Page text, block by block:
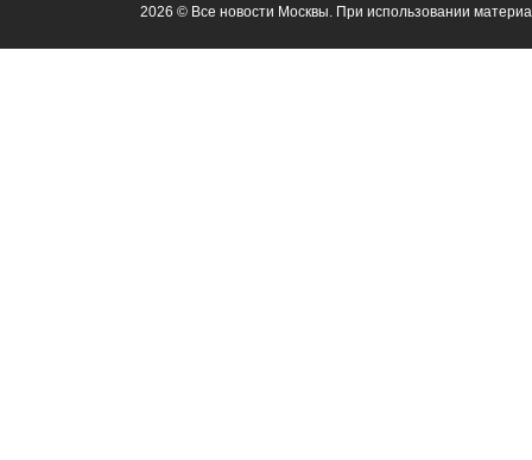
2026 © Все новости Москвы. При использовании